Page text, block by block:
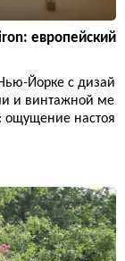
европейский
Йорке с дизай
и винтажной ме
ощущение настоя